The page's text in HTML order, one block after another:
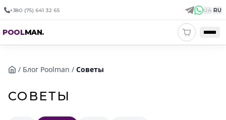
+380 (75) 641 32 65 UA|RU
POOLMAN.
/ Блог Poolman / Советы
СОВЕТЫ